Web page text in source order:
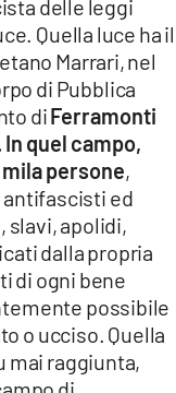
delle leggi
Quella luce ha il
Marrari, nel
di Pubblica
diFerramonti
quel campo,
persone,
antifascisti ed
apolidi,
dalla propria
di ogni bene
possibile
o ucciso. Quella
mai raggiunta,